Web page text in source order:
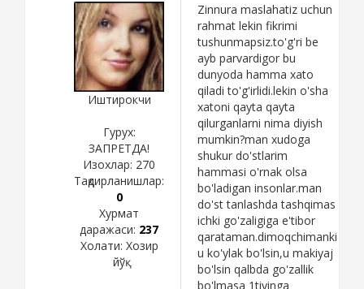
Иштирокчи
Гурух:
ЗАПРЕТДА!
Изохлар: 270
Тақдирланишлар:
0
Хурмат
даражаси: 237
Холати: Хозир
йўқ
Zinnura maslahatiz uchun
rahmat lekin fikrimi
tushunmapsiz.to'g'ri be
ayb parvardigor bu
dunyoda hamma xato
qiladi to'g'irlidi.lekin o'sha
xatoni qayta qayta
qilurganlarni nima diyish
mumkin?man xudoga
shukur do'stlarim
hammasi o'rnak olsa
bo'ladigan insonlar.man
do'st tanlashda tashqimas
ichki go'zaligiga e'tibor
qarataman.dimoqchimanki
u ko'ylak bo'lsin,u makiyaj
bo'lsin qalbda go'zallik
bo'lmasa 1tiyinga